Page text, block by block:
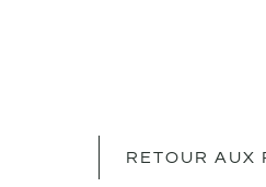
RETOUR AUX